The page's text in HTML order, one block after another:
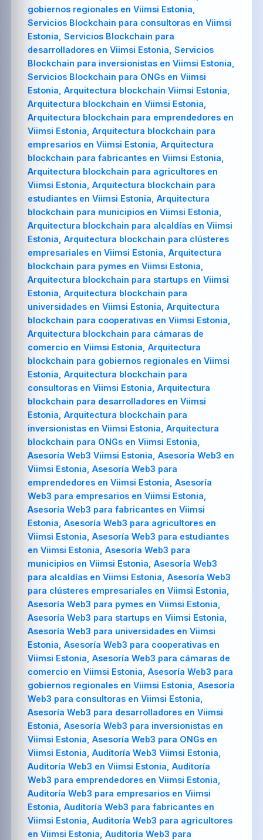
gobiernos regionales en Viimsi Estonia,
Servicios Blockchain para consultoras en Viimsi
Estonia, Servicios Blockchain para
desarrolladores en Viimsi Estonia, Servicios
Blockchain para inversionistas en Viimsi Estonia,
Servicios Blockchain para ONGs en Viimsi
Estonia, Arquitectura blockchain Viimsi Estonia,
Arquitectura blockchain en Viimsi Estonia,
Arquitectura blockchain para emprendedores en
Viimsi Estonia, Arquitectura blockchain para
empresarios en Viimsi Estonia, Arquitectura
blockchain para fabricantes en Viimsi Estonia,
Arquitectura blockchain para agricultores en
Viimsi Estonia, Arquitectura blockchain para
estudiantes en Viimsi Estonia, Arquitectura
blockchain para municipios en Viimsi Estonia,
Arquitectura blockchain para alcaldías en Viimsi
Estonia, Arquitectura blockchain para clústeres
empresariales en Viimsi Estonia, Arquitectura
blockchain para pymes en Viimsi Estonia,
Arquitectura blockchain para startups en Viimsi
Estonia, Arquitectura blockchain para
universidades en Viimsi Estonia, Arquitectura
blockchain para cooperativas en Viimsi Estonia,
Arquitectura blockchain para cámaras de
comercio en Viimsi Estonia, Arquitectura
blockchain para gobiernos regionales en Viimsi
Estonia, Arquitectura blockchain para
consultoras en Viimsi Estonia, Arquitectura
blockchain para desarrolladores en Viimsi
Estonia, Arquitectura blockchain para
inversionistas en Viimsi Estonia, Arquitectura
blockchain para ONGs en Viimsi Estonia,
Asesoría Web3 Viimsi Estonia, Asesoría Web3 en
Viimsi Estonia, Asesoría Web3 para
emprendedores en Viimsi Estonia, Asesoría
Web3 para empresarios en Viimsi Estonia,
Asesoría Web3 para fabricantes en Viimsi
Estonia, Asesoría Web3 para agricultores en
Viimsi Estonia, Asesoría Web3 para estudiantes
en Viimsi Estonia, Asesoría Web3 para
municipios en Viimsi Estonia, Asesoría Web3
para alcaldías en Viimsi Estonia, Asesoría Web3
para clústeres empresariales en Viimsi Estonia,
Asesoría Web3 para pymes en Viimsi Estonia,
Asesoría Web3 para startups en Viimsi Estonia,
Asesoría Web3 para universidades en Viimsi
Estonia, Asesoría Web3 para cooperativas en
Viimsi Estonia, Asesoría Web3 para cámaras de
comercio en Viimsi Estonia, Asesoría Web3 para
gobiernos regionales en Viimsi Estonia, Asesoría
Web3 para consultoras en Viimsi Estonia,
Asesoría Web3 para desarrolladores en Viimsi
Estonia, Asesoría Web3 para inversionistas en
Viimsi Estonia, Asesoría Web3 para ONGs en
Viimsi Estonia, Auditoría Web3 Viimsi Estonia,
Auditoría Web3 en Viimsi Estonia, Auditoría
Web3 para emprendedores en Viimsi Estonia,
Auditoría Web3 para empresarios en Viimsi
Estonia, Auditoría Web3 para fabricantes en
Viimsi Estonia, Auditoría Web3 para agricultores
en Viimsi Estonia, Auditoría Web3 para